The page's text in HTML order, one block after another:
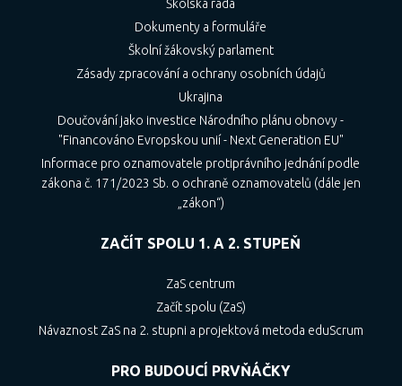
Školská rada
Dokumenty a formuláře
Školní žákovský parlament
Zásady zpracování a ochrany osobních údajů
Ukrajina
Doučování jako investice Národního plánu obnovy -
"Financováno Evropskou unií - Next Generation EU"
Informace pro oznamovatele protiprávního jednání podle
zákona č. 171/2023 Sb. o ochraně oznamovatelů (dále jen
„zákon“)
ZAČÍT SPOLU 1. A 2. STUPEŇ
ZaS centrum
Začít spolu (ZaS)
Návaznost ZaS na 2. stupni a projektová metoda eduScrum
PRO BUDOUCÍ PRVŇÁČKY